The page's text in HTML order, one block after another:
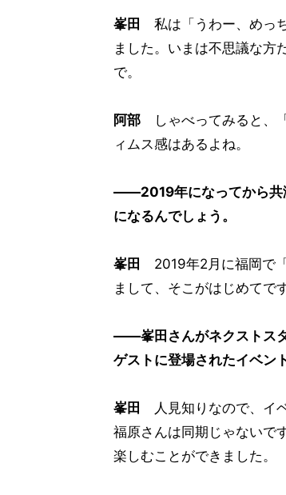
峯田
私は「うわー、めっ
ました。いまは不思議な
で。
阿部 しゃべってみると、
ィムス感はあるよね。
――2019年になってから共
になるんでしょう。
峯田
2019年2月に福岡で
まして、そこがはじめてで
――峯田さんがネクストス
ゲストに登場されたイベン
峯田
人見知りなので、イ
福原さんは同期じゃないで
楽しむことができました。